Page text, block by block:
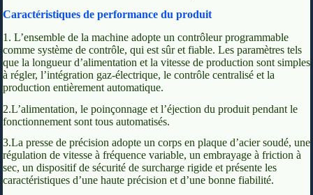
Caractéristiques de performance du produit
1. L’ensemble de la machine adopte un contrôleur programmable
comme système de contrôle, qui est sûr et fiable. Les paramètres tels
que la longueur d’alimentation et la vitesse de production sont simples
à régler, l’intégration gaz-électrique, le contrôle centralisé et la
production entièrement automatique.
2.L’alimentation, le poinçonnage et l’éjection du produit pendant le
fonctionnement sont tous automatisés.
3.La presse de précision adopte un corps en plaque d’acier soudé, une
régulation de vitesse à fréquence variable, un embrayage à friction à
sec, un dispositif de sécurité de surcharge rigide et présente les
caractéristiques d’une haute précision et d’une bonne fiabilité.